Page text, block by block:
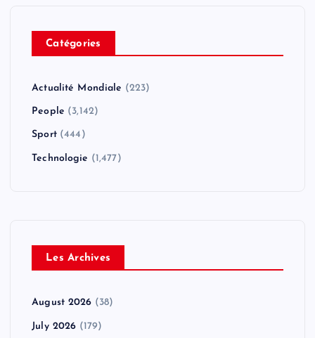
Catégories
Actualité Mondiale (223)
People (3,142)
Sport(444)
Technologie (1,477)
Les Archives
August 2026 (38)
July 2026 (179)